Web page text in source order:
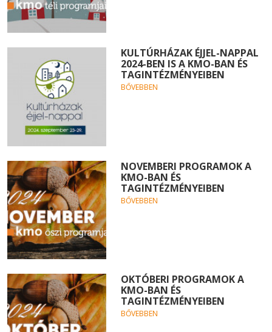
KULTÚRHÁZAK ÉJJEL-NAPPAL
2024-BEN IS A KMO-BAN ÉS
TAGINTÉZMÉNYEIBEN
BŐVEBBEN
NOVEMBERI PROGRAMOK A
KMO-BAN ÉS
TAGINTÉZMÉNYEIBEN
BŐVEBBEN
OKTÓBERI PROGRAMOK A
KMO-BAN ÉS
TAGINTÉZMÉNYEIBEN
BŐVEBBEN